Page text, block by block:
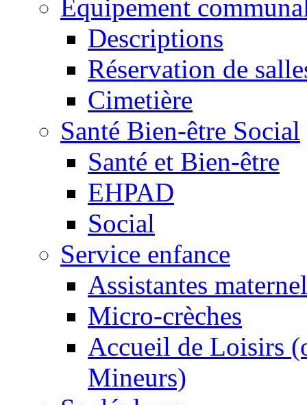
Equipement
Descriptions
Réservation de
Cimetière
Santé Bien-être Social
Santé et Bien-être
EHPAD
Social
Service enfance
Assistantes
Micro-crèches
Accueil de Loisirs
Mineurs)